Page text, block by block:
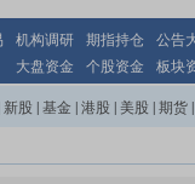
机构调研 期指持仓
公告
大盘资金 个股资金 板块
新股 基金 港股 美股 期货